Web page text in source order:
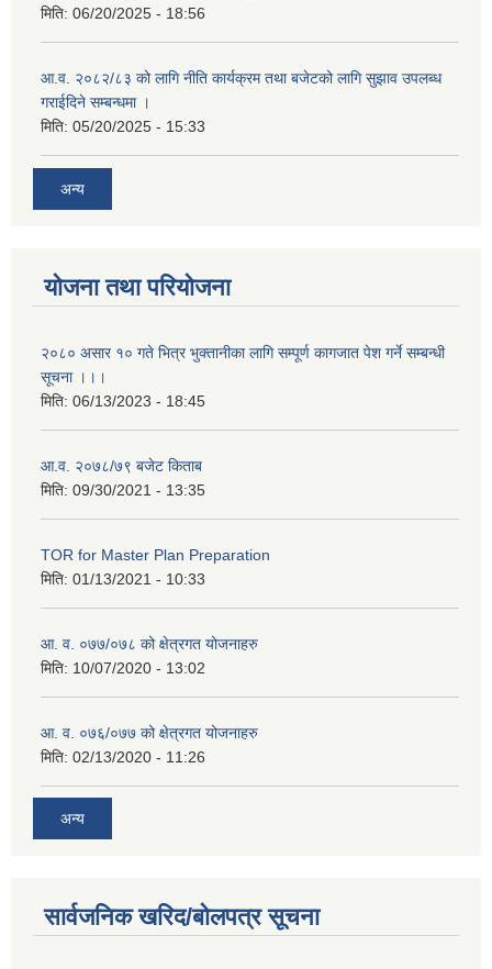
मिति: 06/20/2025 - 18:56
आ.व. २०८२/८३ को लागि नीति कार्यक्रम तथा बजेटको लागि सुझाव उपलब्ध
गराईदिने सम्बन्धमा ।
मिति: 05/20/2025 - 15:33
अन्य
योजना तथा परियोजना
२०८० असार १० गते भित्र भुक्तानीका लागि सम्पूर्ण कागजात पेश गर्ने सम्बन्धी
सूचना ।।।
मिति: 06/13/2023 - 18:45
आ.व. २०७८/७९ बजेट किताब
मिति: 09/30/2021 - 13:35
TOR for Master Plan Preparation
मिति: 01/13/2021 - 10:33
आ. व. ०७७/०७८ को क्षेत्रगत योजनाहरु
मिति: 10/07/2020 - 13:02
आ. व. ०७६/०७७ को क्षेत्रगत योजनाहरु
मिति: 02/13/2020 - 11:26
अन्य
सार्वजनिक खरिद/बोलपत्र सूचना